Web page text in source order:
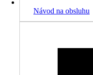
Návod na obsluhu